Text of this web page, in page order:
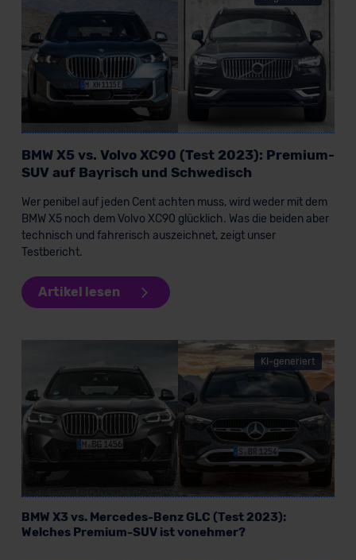
BMW X5 vs. Volvo XC90 (Test 2023): Premium-
SUV auf Bayrisch und Schwedisch
Wer penibel auf jeden Cent achten muss, wird weder mit dem
BMW X5 noch dem Volvo XC90 glücklich. Was die beiden aber
technisch und fahrerisch auszeichnet, zeigt unser
Testbericht.
Artikel lesen
KI-generiert
BMW X3 vs. Mercedes-Benz GLC (Test 2023):
Welches Premium-SUV ist vonehmer?